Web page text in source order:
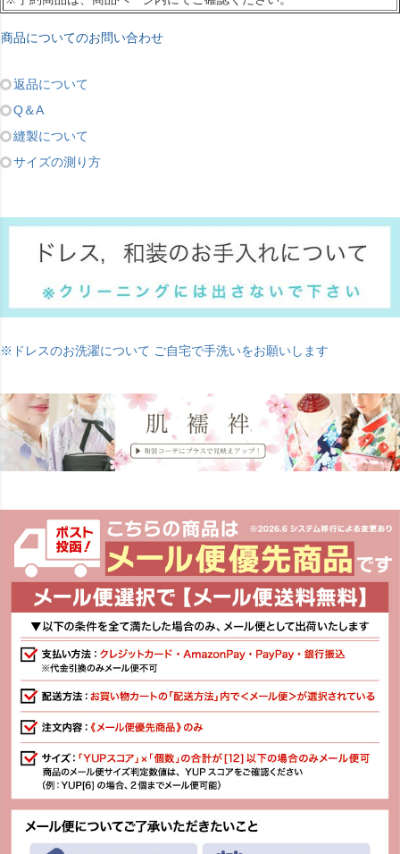
商品についてのお問い合わせ
返品について
Q＆A
縫製について
サイズの測り方
※ドレスのお洗濯について ご自宅で手洗いをお願いします